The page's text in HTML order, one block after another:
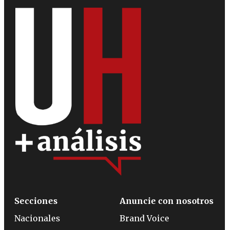
Secciones
Nacionales
Anuncie con nosotros
Brand Voice